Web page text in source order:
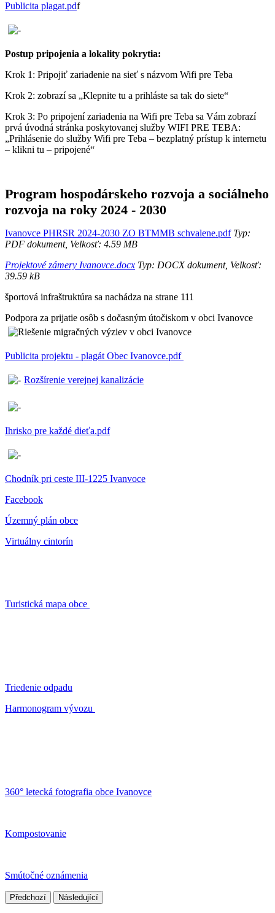
Publicita plagat.pdf
Postup pripojenia a lokality pokrytia:
Krok 1: Pripojiť zariadenie na sieť s názvom Wifi pre Teba
Krok 2: zobrazí sa „Klepnite tu a prihláste sa tak do siete“
Krok 3: Po pripojení zariadenia na Wifi pre Teba sa Vám zobrazí
prvá úvodná stránka poskytovanej služby WIFI PRE TEBA:
„Prihlásenie do služby Wifi pre Teba – bezplatný prístup k internetu
– klikni tu – pripojené“
Program hospodárskeho rozvoja a sociálneho
rozvoja na roky 2024 - 2030
Ivanovce PHRSR 2024-2030 ZO BTMMB schvalene.pdfTyp:
PDF dokument, Velkosť: 4.59 MB
Projektové zámery Ivanovce.docx Typ: DOCX dokument, Velkosť:
39.59 kB
športová infraštruktúra sa nachádza na strane 111
Podpora za prijatie osôb s dočasným útočiskom v obci Ivanovce
Publicita projektu - plagát Obec Ivanovce.pdf
Rozšírenie verejnej kanalizácie
Ihrisko pre každé dieťa.pdf
Chodník pri ceste III-1225 Ivanvoce
Facebook
Územný plán obce
Virtuálny cintorín
Turistická mapa obce
Triedenie odpadu
Harmonogram vývozu
360° letecká fotografia obce Ivanovce
Kompostovanie
Smútočné oznámenia
Předchozí Následující